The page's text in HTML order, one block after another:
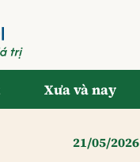
Xưa và nay
21/05/2026